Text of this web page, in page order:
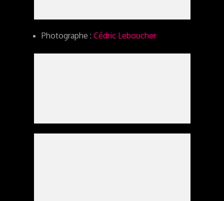
Photographe :Cédric Leboucher